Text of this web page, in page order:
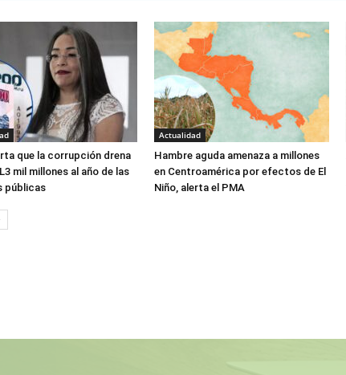
que la corrupción drena
mil millones al año de las
públicas
Actualidad
Hambre aguda amenaza a millones
en Centroamérica por efectos de El
Niño, alerta el PMA